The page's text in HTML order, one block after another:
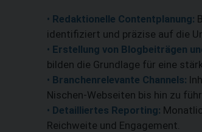
• Redaktionelle Contentplanung:
identifiziert und präzise auf die
• Erstellung von Blogbeiträgen
bilden die Grundlage für eine
• Branchenrelevante Channels:
Nischen-Webseiten bis hin zu
• Detailliertes Reporting:
Reichweite und Engagement.